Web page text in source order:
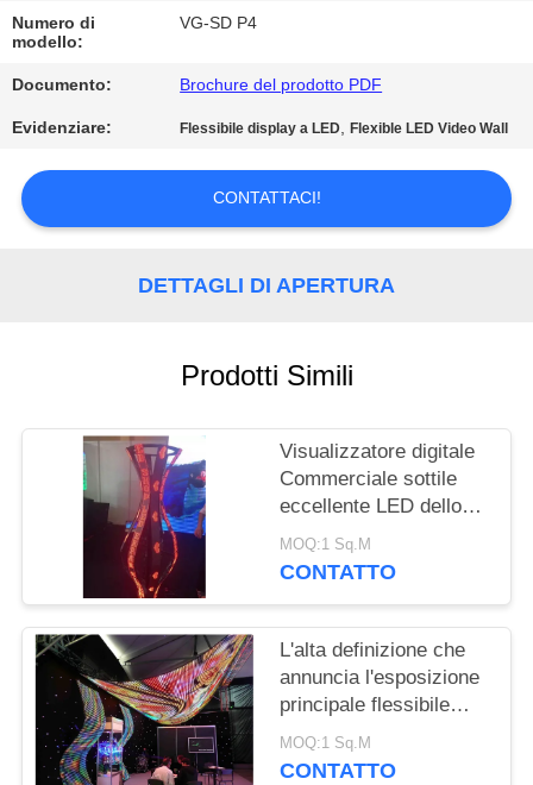
CONTATTACI
NOTIZIE
CHIEDI
UN
PREVENTIVO
SITO
PRIVACY
POLICY
Numero di
modello:
VG-SD P4
Documento: Brochure del prodotto PDF
Evidenziare: Flessibile display a LED,Flexible LED Video Wall
CONTATTACI!
DETTAGLI DI APERTURA
Prodotti Simili
Visualizzatore digitale
Commerciale sottile
eccellente LED dello
schermo flessibile di
P2.5/P3/P4
MOQ:1 Sq.M
CONTATTO
L'alta definizione che
annuncia l'esposizione
principale flessibile
molle P4 ha condotto lo
schermo per la facciata
MOQ:1 Sq.M
CONTATTO